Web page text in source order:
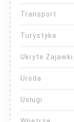
Transport
Turystyka
Ukryte Zajawki
Uroda
Usługi